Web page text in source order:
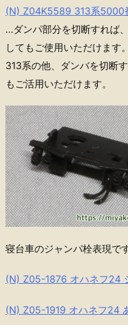
(N) Z04K5589 313系5000
…ダンパ部分を切断すれば
してもご使用いただけます。
313系の他、ダンバを切断
もご活用いただけます。
寝台車のジャンパ栓表現です
(N) Z05-1876 オハネフ24
(N) Z05-1919 オハネフ24